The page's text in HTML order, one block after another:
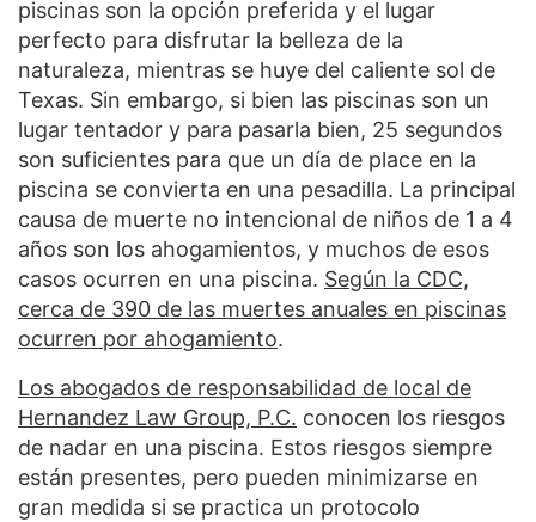
piscinas son la opción preferida y el lugar
perfecto para disfrutar la belleza de la
naturaleza, mientras se huye del caliente sol de
Texas. Sin embargo, si bien las piscinas son un
lugar tentador y para pasarla bien, 25 segundos
son suficientes para que un día de place en la
piscina se convierta en una pesadilla. La principal
causa de muerte no intencional de niños de 1 a 4
años son los ahogamientos, y muchos de esos
casos ocurren en una piscina. Según la CDC,
cerca de 390 de las muertes anuales en piscinas
ocurren por ahogamiento.
Los abogados de responsabilidad de local de
Hernandez Law Group, P.C. conocen los riesgos
de nadar en una piscina. Estos riesgos siempre
están presentes, pero pueden minimizarse en
gran medida si se practica un protocolo